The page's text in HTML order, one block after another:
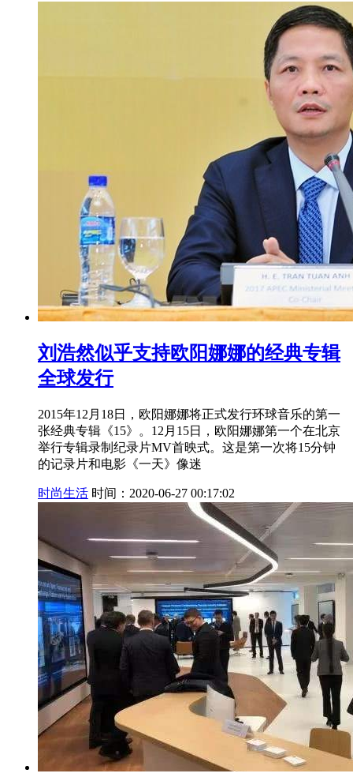
刘浩然似乎支持欧阳娜娜的经典专辑
全球发行
2015年12月18日，欧阳娜娜将正式发行环球音乐的第一
张经典专辑《15》。12月15日，欧阳娜娜第一个在北京
举行专辑录制纪录片MV首映式。这是第一次将15分钟
的记录片和电影《一天》像迷
时尚生活 时间：2020-06-27 00:17:02